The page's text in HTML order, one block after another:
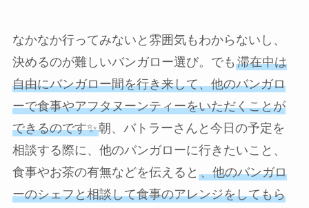
なかなか行ってみないと雰囲気もわからないし、
決めるのが難しいバンガロー選び。でも 滞在中は
自由にバンガロー間を行き来して、他のバンガロ
ーで食事やアフタヌーンティーをいただくことが
できるのです✨朝、バトラーさんと今日の予定を
相談する際に、他のバンガローに行きたいこと、
食事やお茶の有無などを伝えると 、他のバンガロ
ーのシェフと相談して食事のアレンジをしてもら